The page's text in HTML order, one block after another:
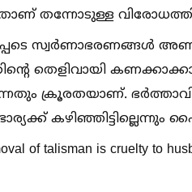
തന്നോടുള്ള
സ്വർണാഭരണങ്ങള്‍
തെളിവായി
ക്രൂരതയാണ്.
കഴിഞ്ഞിട്ടില്ലെന്നും
of talisman is cruelty to